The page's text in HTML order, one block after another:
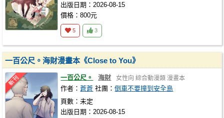
出版日期：2026-08-15
價格：800元
5 3
一百公尺。海財漫畫本《Close to You》
一百公尺。 海財 女性向 綜合動漫類 漫畫本
作者：蒼蒼 社團：倒車不要撞到安全島
頁數：未定
出版日期：2026-08-15